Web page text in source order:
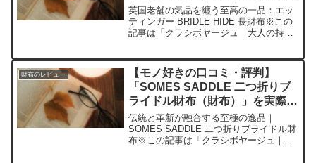
正直感想
英国老舗の気品を纏う至高の一品：エッ
ティンガー BRIDLE HIDE 長財布※この
記事は「クラシボヤージュ｜大人の持ち
今日、編集部が紹介したいのが「エッテ
ィンガー B...
財布のレビュー
【モノ好きの口コミ・評判】
「SOMES SADDLE 二つ折りブ
ライドル財布（財布）」を実際に
使ってみた正直感想
伝統と革新が融合する至極の逸品｜
SOMES SADDLE 二つ折りブライドル財
布※この記事は「クラシボヤージュ｜大